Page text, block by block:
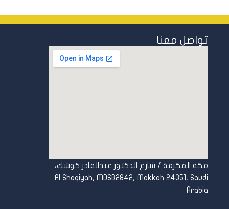
تواصل معنا
مكة المكرمة / شارع الدكتور عبدالقادر كوشك،
Al Shoqiyah, MDSB2842, Makkah 24351, Saudi
Arabia